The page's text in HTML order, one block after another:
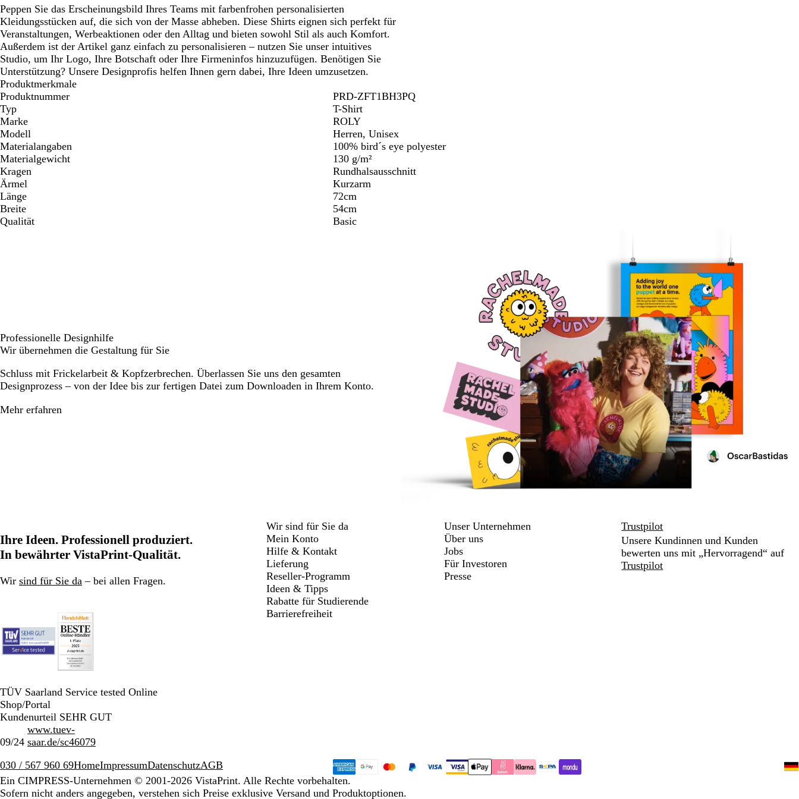
Peppen Sie das Erscheinungsbild Ihres Teams mit farbenfrohen personalisierten
Kleidungsstücken auf, die sich von der Masse abheben. Diese Shirts eignen sich perfekt für
Veranstaltungen, Werbeaktionen oder den Alltag und bieten sowohl Stil als auch Komfort.
Außerdem ist der Artikel ganz einfach zu personalisieren – nutzen Sie unser intuitives
Studio, um Ihr Logo, Ihre Botschaft oder Ihre Firmeninfos hinzuzufügen. Benötigen Sie
Unterstützung? Unsere Designprofis helfen Ihnen gern dabei, Ihre Ideen umzusetzen.
Produktmerkmale
Produktnummer
PRD-ZFT1BH3PQ
Typ
T-Shirt
Marke
ROLY
Modell
Herren, Unisex
Materialangaben
100% bird´s eye polyester
Materialgewicht
130 g/m²
Kragen
Rundhalsausschnitt
Ärmel
Kurzarm
Länge
72cm
Breite
54cm
Qualität
Basic
Professionelle Designhilfe
Wir übernehmen die Gestaltung für Sie
Schluss mit Frickelarbeit & Kopfzerbrechen. Überlassen Sie uns den gesamten
Designprozess – von der Idee bis zur fertigen Datei zum Downloaden in Ihrem Konto.
Mehr erfahren
Ihre Ideen. Professionell produziert.
In bewährter VistaPrint-Qualität.
Wir sind für Sie da – bei allen Fragen.
TÜV Saarland Service tested Online
Shop/Portal
Kundenurteil SEHR GUT
09/24
www.tuev-
saar.de/sc46079
Wir sind für Sie da
Mein Konto
Hilfe & Kontakt
Lieferung
Reseller-Programm
Ideen & Tipps
Rabatte für Studierende
Barrierefreiheit
Unser Unternehmen
Über uns
Jobs
Für Investoren
Presse
Trustpilot
Unsere Kundinnen und Kunden
bewerten uns mit „Hervorragend“ auf
Trustpilot
030 / 567 960 69HomeImpressumDatenschutzAGB
Ein CIMPRESS-Unternehmen © 2001-2026 VistaPrint. Alle Rechte vorbehalten.
Sofern nicht anders angegeben, verstehen sich Preise exklusive Versand und Produktoptionen.